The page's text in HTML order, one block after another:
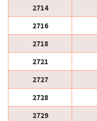
2714
2716
2718
2721
2727
2728
2729